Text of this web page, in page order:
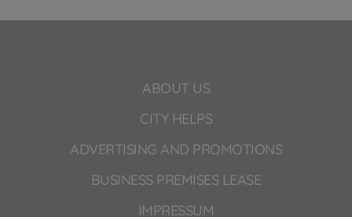
ABOUT US
CITY HELPS
ADVERTISING AND PROMOTIONS
BUSINESS PREMISES LEASE
IMPRESSUM